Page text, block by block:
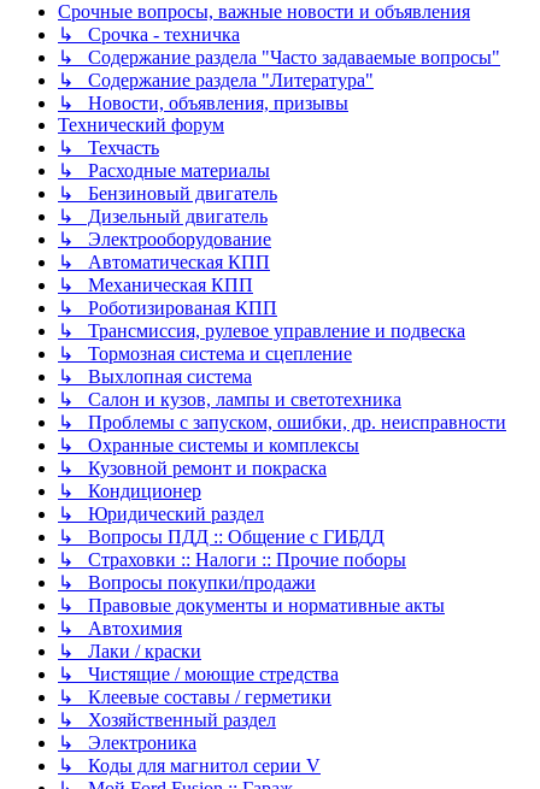
Срочные вопросы, важные новости и объявления
↳ Срочка - техничка
↳ Содержание раздела "Часто задаваемые вопросы"
↳ Содержание раздела "Литература"
↳ Новости, объявления, призывы
Технический форум
↳ Техчасть
↳ Расходные материалы
↳ Бензиновый двигатель
↳ Дизельный двигатель
↳ Электрооборудование
↳ Автоматическая КПП
↳ Механическая КПП
↳ Роботизированая КПП
↳ Трансмиссия, рулевое управление и подвеска
↳ Тормозная система и сцепление
↳ Выхлопная система
↳ Салон и кузов, лампы и светотехника
↳ Проблемы с запуском, ошибки, др. неисправности
↳ Охранные системы и комплексы
↳ Кузовной ремонт и покраска
↳ Кондиционер
↳ Юридический раздел
↳ Вопросы ПДД :: Общение с ГИБДД
↳ Страховки :: Налоги :: Прочие поборы
↳ Вопросы покупки/продажи
↳ Правовые документы и нормативные акты
↳ Автохимия
↳ Лаки / краски
↳ Чистящие / моющие стредства
↳ Клеевые составы / герметики
↳ Хозяйственный раздел
↳ Электроника
↳ Коды для магнитол серии V